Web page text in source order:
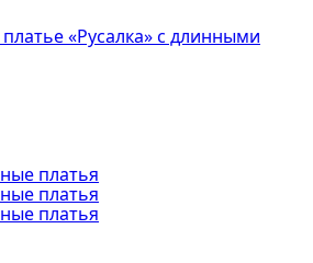
«Русалка» с длинными